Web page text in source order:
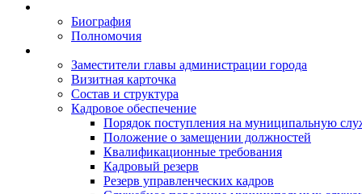
Биография
Полномочия
Заместители главы администрации города
Визитная карточка
Состав и структура
Кадровое обеспечение
Порядок поступления на муниципальную
Положение о замещении должностей
Квалификационные требования
Кадровый резерв
Резерв управленческих кадров